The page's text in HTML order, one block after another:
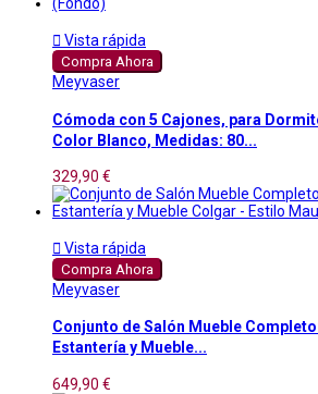
 Vista rápida
Compra Ahora
Meyvaser
Cómoda con 5 Cajones, para
Color Blanco, Medidas: 80...
329,90 €
 Vista rápida
Compra Ahora
Meyvaser
Conjunto de Salón Mueble
Estantería y Mueble...
649,90 €